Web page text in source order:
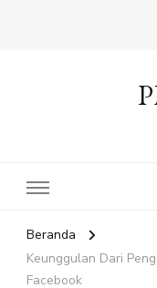
Beranda
Keunggulan Dari
Facebook